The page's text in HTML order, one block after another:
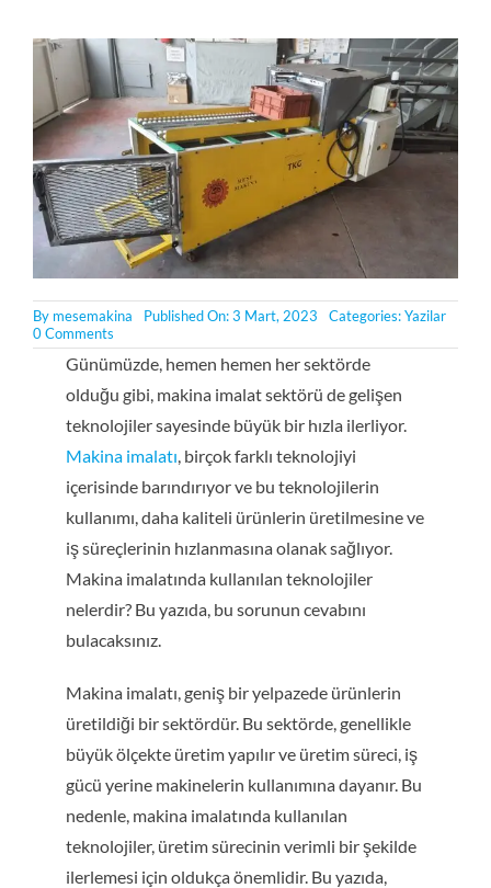
By mesemakina Published On: 3 Mart, 2023 Categories:Yazilar
0 Commentson
Makina
İmalatında
Teknolojiler
Günümüzde, hemen hemen her sektörde
olduğu gibi, makina imalat sektörü de gelişen
teknolojiler sayesinde büyük bir hızla ilerliyor.
Makina imalatı, birçok farklı teknolojiyi
içerisinde barındırıyor ve bu teknolojilerin
kullanımı, daha kaliteli ürünlerin üretilmesine ve
iş süreçlerinin hızlanmasına olanak sağlıyor.
Makina imalatında kullanılan teknolojiler
nelerdir? Bu yazıda, bu sorunun cevabını
bulacaksınız.
Makina imalatı, geniş bir yelpazede ürünlerin
üretildiği bir sektördür. Bu sektörde, genellikle
büyük ölçekte üretim yapılır ve üretim süreci, iş
gücü yerine makinelerin kullanımına dayanır. Bu
nedenle, makina imalatında kullanılan
teknolojiler, üretim sürecinin verimli bir şekilde
ilerlemesi için oldukça önemlidir. Bu yazıda,